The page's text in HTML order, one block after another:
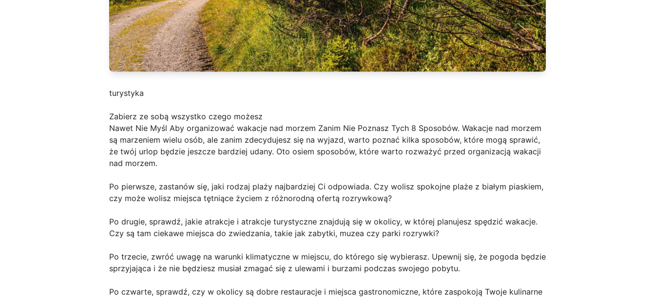
turystyka
Zabierz ze sobą wszystko czego możesz
Nawet Nie Myśl Aby organizować wakacje nad morzem Zanim Nie Poznasz Tych 8 Sposobów. Wakacje nad morzem
są marzeniem wielu osób, ale zanim zdecydujesz się na wyjazd, warto poznać kilka sposobów, które mogą sprawić,
że twój urlop będzie jeszcze bardziej udany. Oto osiem sposobów, które warto rozważyć przed organizacją wakacji
nad morzem.
Po pierwsze, zastanów się, jaki rodzaj plaży najbardziej Ci odpowiada. Czy wolisz spokojne plaże z białym piaskiem,
czy może wolisz miejsca tętniące życiem z różnorodną ofertą rozrywkową?
Po drugie, sprawdź, jakie atrakcje i atrakcje turystyczne znajdują się w okolicy, w której planujesz spędzić wakacje.
Czy są tam ciekawe miejsca do zwiedzania, takie jak zabytki, muzea czy parki rozrywki?
Po trzecie, zwróć uwagę na warunki klimatyczne w miejscu, do którego się wybierasz. Upewnij się, że pogoda będzie
sprzyjająca i że nie będziesz musiał zmagać się z ulewami i burzami podczas swojego pobytu.
Po czwarte, sprawdź, czy w okolicy są dobre restauracje i miejsca gastronomiczne, które zaspokoją Twoje kulinarne